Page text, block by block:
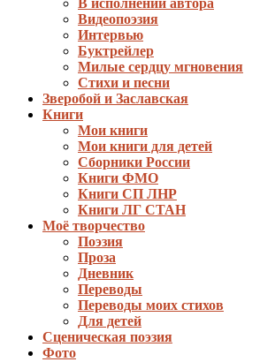
В исполнении автора
Видеопоэзия
Интервью
Буктрейлер
Милые сердцу мгновения
Стихи и песни
Зверобой и Заславская
Книги
Мои книги
Мои книги для детей
Сборники России
Книги ФМО
Книги СП ЛНР
Книги ЛГ СТАН
Моё творчество
Поэзия
Проза
Дневник
Переводы
Переводы моих стихов
Для детей
Сценическая поэзия
Фото